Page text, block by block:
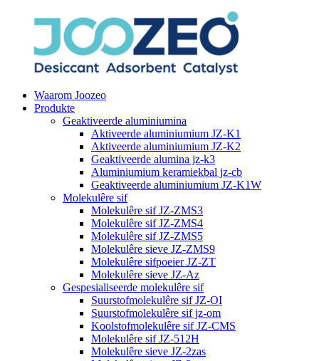
Waarom Joozeo
Produkte
Geaktiveerde aluminiumina
Aktiveerde aluminiumium JZ-K1
Aktiveerde aluminiumium JZ-K2
Geaktiveerde alumina jz-k3
Aluminiumium keramiekbal jz-cb
Geaktiveerde aluminiumium JZ-K1W
Molekulêre sif
Molekulêre sif JZ-ZMS3
Molekulêre sif JZ-ZMS4
Molekulêre sif JZ-ZMS5
Molekulêre sieve JZ-ZMS9
Molekulêre sifpoeier JZ-ZT
Molekulêre sieve JZ-Az
Gespesialiseerde molekulêre sif
Suurstofmolekulêre sif JZ-OI
Suurstofmolekulêre sif jz-om
Koolstofmolekulêre sif JZ-CMS
Molekulêre sif JZ-512H
Molekulêre sieve JZ-2zas